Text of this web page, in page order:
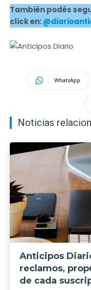
También podés
click en:
WhatsApp
Noticias
Anticipos
reclamos,
de cada